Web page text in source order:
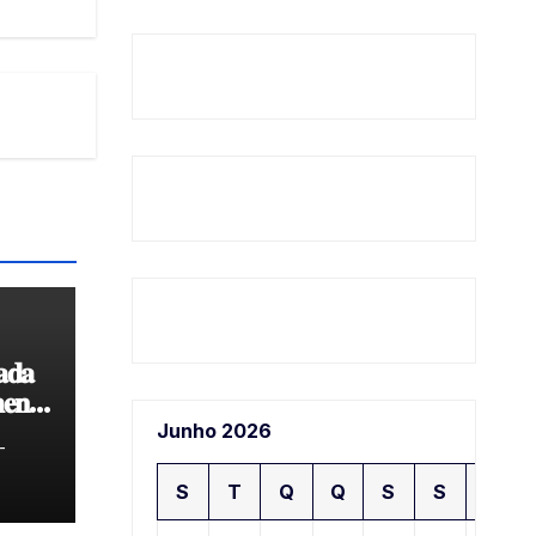
Junho 2026
S T Q Q S S